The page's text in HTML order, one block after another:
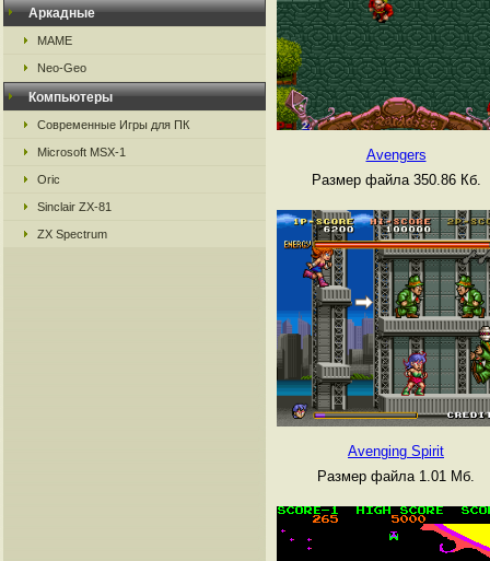
Аркадные
MAME
Neo-Geo
Компьютеры
Современные Игры для ПК
Microsoft MSX-1
Oric
Sinclair ZX-81
ZX Spectrum
Avengers
Размер файла 350.86 Кб.
Avenging Spirit
Размер файла 1.01 Мб.